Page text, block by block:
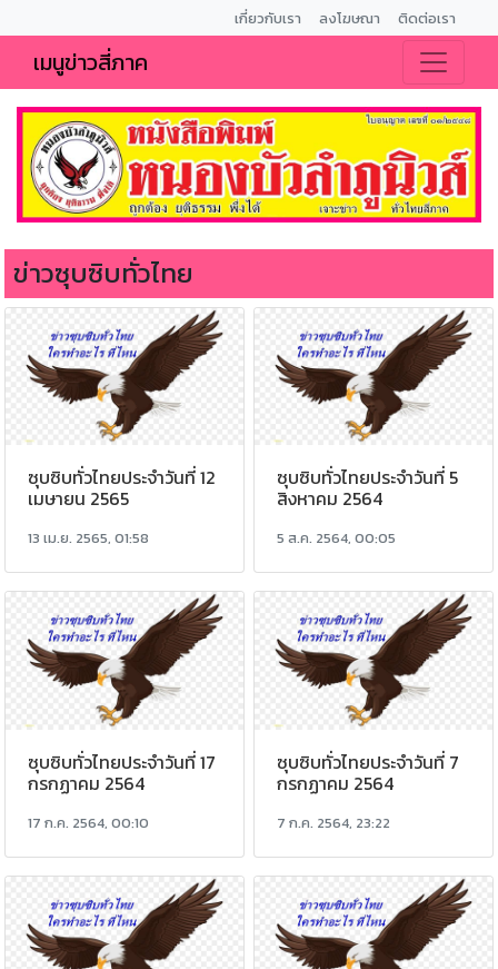
เกี่ยวกับเรา ลงโฆษณา ติดต่อเรา
เมนูข่าวสี่ภาค
ข่าวซุบซิบทั่วไทย
ซุบซิบทั่วไทยประจำวันที่ 12
เมษายน 2565
13 เม.ย. 2565, 01:58
ซุบซิบทั่วไทยประจำวันที่ 5
สิงหาคม 2564
5 ส.ค. 2564, 00:05
ซุบซิบทั่วไทยประจำวันที่ 17
กรกฏาคม 2564
17 ก.ค. 2564, 00:10
ซุบซิบทั่วไทยประจำวันที่ 7
กรกฏาคม 2564
7 ก.ค. 2564, 23:22